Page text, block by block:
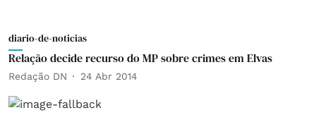
diario-de-noticias
Relação decide recurso do MP sobre crimes em Elvas
Redação DN 24 Abr 2014